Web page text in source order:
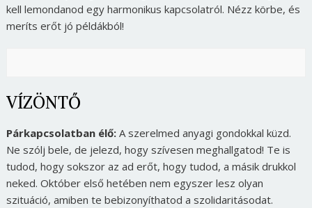
kell lemondanod egy harmonikus kapcsolatról. Nézz körbe, és
meríts erőt jó példákból!
VÍZÖNTŐ
Párkapcsolatban élő:A szerelmed anyagi gondokkal küzd.
Ne szólj bele, de jelezd, hogy szívesen meghallgatod! Te is
tudod, hogy sokszor az ad erőt, hogy tudod, a másik drukkol
neked. Október első hetében nem egyszer lesz olyan
szituáció, amiben te bebizonyíthatod a szolidaritásodat.